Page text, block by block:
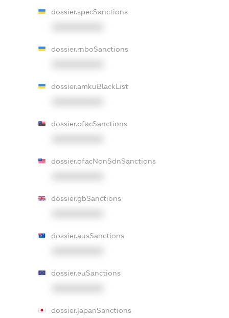
dossier.specSanctions
dossier.rnboSanctions
dossier.amkuBlackList
dossier.ofacSanctions
dossier.ofacNonSdnSanctions
dossier.gbSanctions
dossier.ausSanctions
dossier.euSanctions
dossier.japanSanctions